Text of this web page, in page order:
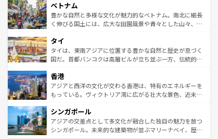
参照してほしい。
容にもいいと評判のスイーツなど、バラエティ豊かな料理
が味わえる。 なお、新着の台湾情報は コンテンツ一覧を参
照してほしい。
き、地方に足を延ばせば四季折々の自然美を楽しむことが
できる。そして、キムチや焼肉、絶品のストリートフード
まで、さまざまな韓国料理が待っている。夜には、韓国な
リティに包まれながら、韓国の多彩な魅力を心ゆくまで味
わってみてほしい。 なお、新着の韓国情報はコンテンツ一
覧を参照してほしい。
ベトナム
豊かな自然と多様な文化が魅力的なベトナム。南北に細長
く伸びる国土には、広大な田園風景や青々とした山々、世
急速な発展と共に伝統が息づく。ハノイの古い町並みやホ
ーチミン市のフランス統治時代の建物も、独特の雰囲気を
醸し出している。また、バラエティの豊かさとおいしさで
とつ。フォーやバインミー、ベトナムコーヒーなどは、ぜ
ひ現地で味わいたい。どの地域を訪れてもあたたかい人々
が旅行者を迎えてくれるので、きっと忘れられない旅にな
参照してほしい。
タイ
タイは、東南アジアに位置する豊かな自然と歴史が息づく
国だ。首都バンコクは高層ビルが立ち並ぶ一方、伝統的な
の活気が交差している。北部ではチェンマイなどの山岳地
帯で自然と触れ合い、南部ではプーケットやクラビの美し
いビーチでリゾート気分を楽しむことができる。タイ料理
激する。気候は一年中温暖で、どの季節にも異なる楽しみ
が待っている。親しみやすいタイの人々、仏教を中心とし
た文化、そして多様な観光資源が、訪れる旅人を魅了し続
香港
アジアと西洋の文化が交わる香港は、特有のエネルギーを
もっている。ヴィクトリア湾に広がる壮大な景色、近未来
み、どこを訪れても感動するはず。観光スポットが密集し
ており、効率よく見どころを回れるのも魅力。息をのむよ
うな絶景から文化的な体験まで、香港を存分に楽しみ尽く
シンガポール
アジアの交差点として多文化が融合した独自の魅力を放つ
シンガポール。未来的な建築物が並ぶマリーナベイ、歴史